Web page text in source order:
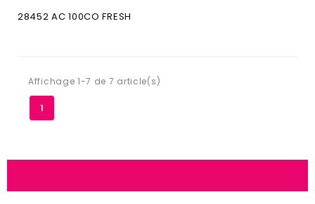
28452 AC 100CO FRESH
Affichage 1-7 de 7 article(s)
1